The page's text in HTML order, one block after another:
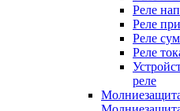
Реле
Реле
Реле
Реле
реле